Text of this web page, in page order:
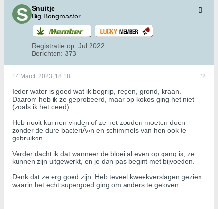
Snuitje
Big Bongmaster
Registratie op: Jul 2022
Berichten: 373
#2
14 March 2023, 18:18
Ieder water is goed wat ik begrijp, regen, grond, kraan.
Daarom heb ik ze geprobeerd, maar op kokos ging het niet
(zoals ik het deed).
Heb nooit kunnen vinden of ze het zouden moeten doen
zonder de dure bacteriÃ«n en schimmels van hen ook te
gebruiken.
Verder dacht ik dat wanneer de bloei al even op gang is, ze
kunnen zijn uitgewerkt, en je dan pas begint met bijvoeden.
Denk dat ze erg goed zijn. Heb teveel kweekverslagen gezien
waarin het echt supergoed ging om anders te geloven.